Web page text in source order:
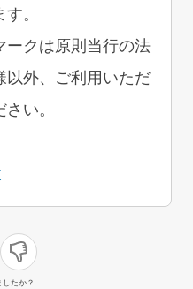
。
ークは原則当行の法
以外、ご利用いただ
い。
たか？